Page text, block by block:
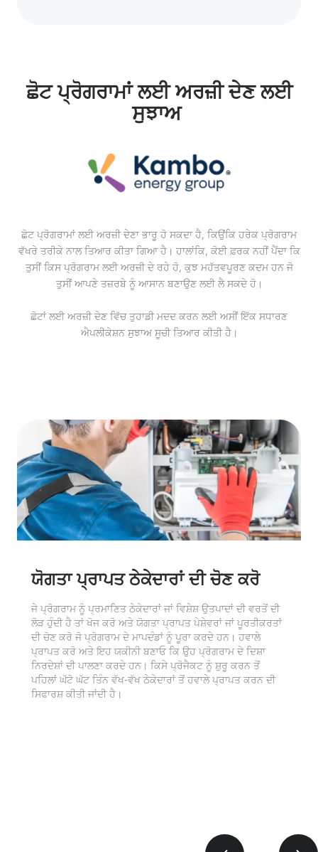
ਛੋਟ ਪ੍ਰੋਗਰਾਮਾਂ ਲਈ ਅਰਜ਼ੀ ਦੇਣ ਲਈ
ਸੁਝਾਅ
ਛੋਟ ਪ੍ਰੋਗਰਾਮਾਂ ਲਈ ਅਰਜ਼ੀ ਦੇਣਾ ਭਾਰੂ ਹੋ ਸਕਦਾ ਹੈ, ਕਿਉਂਕਿ ਹਰੇਕ ਪ੍ਰੋਗਰਾਮ
ਵੱਖਰੇ ਤਰੀਕੇ ਨਾਲ ਤਿਆਰ ਕੀਤਾ ਗਿਆ ਹੈ। ਹਾਲਾਂਕਿ, ਕੋਈ ਫ਼ਰਕ ਨਹੀਂ ਪੈਂਦਾ ਕਿ
ਤੁਸੀਂ ਕਿਸ ਪ੍ਰੋਗਰਾਮ ਲਈ ਅਰਜ਼ੀ ਦੇ ਰਹੇ ਹੋ, ਕੁਝ ਮਹੱਤਵਪੂਰਣ ਕਦਮ ਹਨ ਜੋ
ਤੁਸੀਂ ਆਪਣੇ ਤਜ਼ਰਬੇ ਨੂੰ ਆਸਾਨ ਬਣਾਉਣ ਲਈ ਲੈ ਸਕਦੇ ਹੋ।
ਛੋਟਾਂ ਲਈ ਅਰਜ਼ੀ ਦੇਣ ਵਿੱਚ ਤੁਹਾਡੀ ਮਦਦ ਕਰਨ ਲਈ ਅਸੀਂ ਇੱਕ ਸਧਾਰਣ
ਐਪਲੀਕੇਸ਼ਨ ਸੁਝਾਅ ਸੂਚੀ ਤਿਆਰ ਕੀਤੀ ਹੈ।
ਯੋਗਤਾ ਪ੍ਰਾਪਤ ਠੇਕੇਦਾਰਾਂ ਦੀ ਚੋਣ ਕਰੋ
ਜੇ ਪ੍ਰੋਗਰਾਮ ਨੂੰ ਪ੍ਰਮਾਣਿਤ ਠੇਕੇਦਾਰਾਂ ਜਾਂ ਵਿਸ਼ੇਸ਼ ਉਤਪਾਦਾਂ ਦੀ ਵਰਤੋਂ ਦੀ
ਲੋੜ ਹੁੰਦੀ ਹੈ ਤਾਂ ਖੋਜ ਕਰੋ ਅਤੇ ਯੋਗਤਾ ਪ੍ਰਾਪਤ ਪੇਸ਼ੇਵਰਾਂ ਜਾਂ ਪੂਰਤੀਕਰਤਾਂ
ਦੀ ਚੋਣ ਕਰੋ ਜੋ ਪ੍ਰੋਗਰਾਮ ਦੇ ਮਾਪਦੰਡਾਂ ਨੂੰ ਪੂਰਾ ਕਰਦੇ ਹਨ। ਹਵਾਲੇ
ਪ੍ਰਾਪਤ ਕਰੋ ਅਤੇ ਇਹ ਯਕੀਨੀ ਬਣਾਓ ਕਿ ਉਹ ਪ੍ਰੋਗਰਾਮ ਦੇ ਦਿਸ਼ਾ
ਨਿਰਦੇਸ਼ਾਂ ਦੀ ਪਾਲਣਾ ਕਰਦੇ ਹਨ। ਕਿਸੇ ਪ੍ਰੋਜੈਕਟ ਨੂੰ ਸ਼ੁਰੂ ਕਰਨ ਤੋਂ
ਪਹਿਲਾਂ ਘੱਟੋ ਘੱਟ ਤਿੰਨ ਵੱਖ-ਵੱਖ ਠੇਕੇਦਾਰਾਂ ਤੋਂ ਹਵਾਲੇ ਪ੍ਰਾਪਤ ਕਰਨ ਦੀ
ਸਿਫਾਰਸ਼ ਕੀਤੀ ਜਾਂਦੀ ਹੈ।